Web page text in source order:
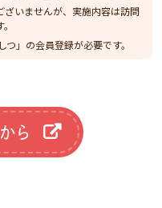
いませんが、実施内容は訪問
」の会員登録が必要です。
ら